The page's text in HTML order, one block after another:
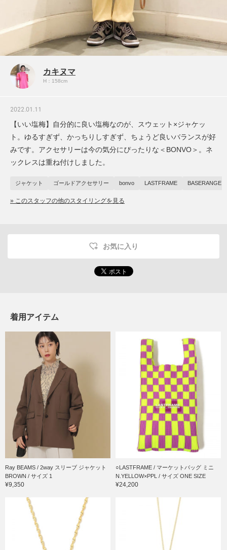
カキヌマ
H：158cm
2022.01.11
【いい塩梅】自分的に良い塩梅なのが、スウェット×ジャケッ
ト。ゆるすぎず、かっちりしすぎず、ちょうど良いバランスが好
みです。アクセサリーは今の気分にぴったりな＜BONVO＞。ネ
ックレスは重ね付けしました。
ジャケット ゴールドアクセサリー bonvo LASTFRAME BASERANGE
» このスタッフの他のスタイリングを見る
お気に入り
着用アイテム
Ray BEAMS / 2way スリーブ ジャケット
BROWN / サイズ 1
¥9,350
○LASTFRAME / マーケットバッグ ミニ
N.YELLOW×PPL / サイズ ONE SIZE
¥24,200